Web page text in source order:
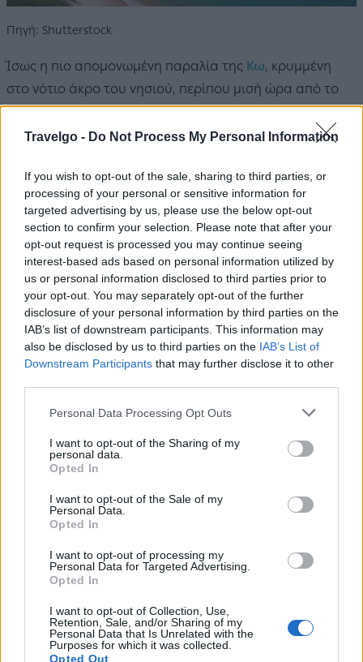
Travelgo - Do Not Process My Personal Information
If you wish to opt-out of the sale, sharing to third parties, or
processing of your personal or sensitive information for
targeted advertising by us, please use the below opt-out
section to confirm your selection. Please note that after your
opt-out request is processed you may continue seeing
interest-based ads based on personal information utilized by
us or personal information disclosed to third parties prior to
your opt-out. You may separately opt-out of the further
disclosure of your personal information by third parties on the
IAB’s list of downstream participants. This information may
also be disclosed by us to third parties on the IAB’s List of
Downstream Participants that may further disclose it to other
Please note that this website/app uses one or more Google
not limited to your visit or usage behaviour. You may click to
grant or deny consent to Google and its third-party tags to
use your data for below specified purposes in below Google
consent section.
Personal Data Processing Opt Outs
I want to opt-out of the Sharing of my
personal data.
Opted In
I want to opt-out of the Sale of my
Personal Data.
Opted In
I want to opt-out of processing my
Personal Data for Targeted Advertising.
Opted In
I want to opt-out of Collection, Use,
Retention, Sale, and/or Sharing of my
Personal Data that Is Unrelated with the
Purposes for which it was collected.
Opted Out
Πηγή: Shutterstock
Ίσως η πιο απομονωμένη παραλία της Κω, κρυμμένη
στο νότιο άκρο του νησιού, περίπου μισή ώρα από το
χωριό της Κεφάλου. Τα καταγάλανα καθαρά νερά και η
λεπτή, χρυσαφένια αμμουδιά συνθέτουν ένα απόλυτα
όμως υπάρχει αρκετός χώρος για όσους επιθυμούν να
δημιουργήσουν τη δική τους ατμόσφαιρα.